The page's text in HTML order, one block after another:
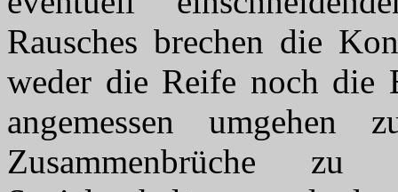
Rausches brechen die
weder die Reife noch die
angemessen
Zusammenbrüche zu